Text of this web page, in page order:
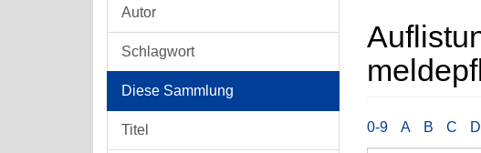
Autor
Schlagwort
Diese Sammlung
Titel 0-9 A B C D